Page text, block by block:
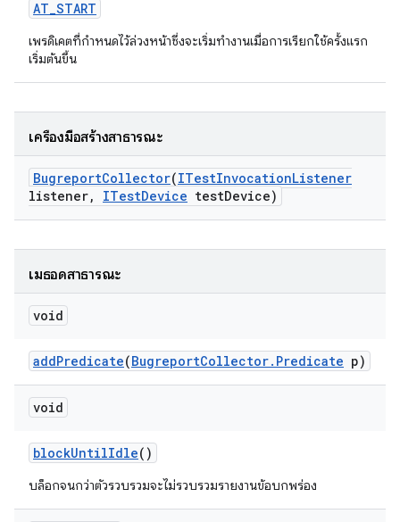
AT_START
เพรดิเคตที่กำหนดไว้ล่วงหน้าซึ่งจะเริ่มทำงานเมื่อการเรียกใช้ครั้งแรก
เริ่มต้นขึ้น
เครื่องมือสร้างสาธารณะ
BugreportCollector(ITestInvocationListener
listener, ITestDevice testDevice)
เมธอดสาธารณะ
void
addPredicate(BugreportCollector. Predicate p)
void
blockUntilIdle()
บล็อกจนกว่าตัวรวบรวมจะไม่รวบรวมรายงานข้อบกพร่อง